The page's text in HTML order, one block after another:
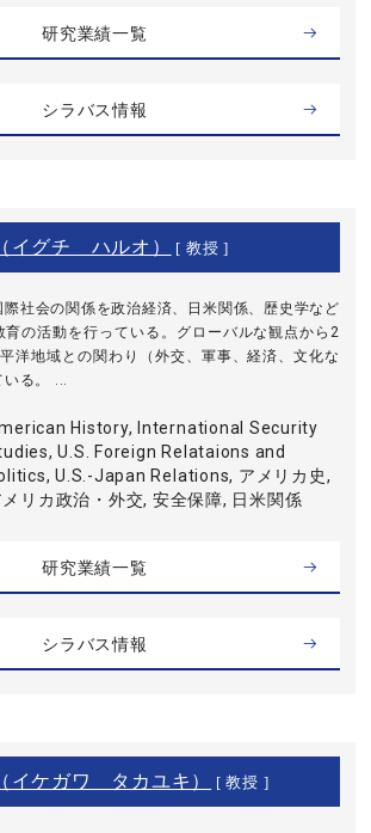
研究業績一覧
シラバス情報
グチ ハルオ） [ 教授 ]
社会の関係を政治経済、日米関係、歴史学など
育の活動を行っている。グローバルな観点から2
洋地域との関わり（外交、軍事、経済、文化な
いる。 ...
History, International Security
U.S. Foreign Relataions and
U.S.-Japan Relations, アメリカ史,
メリカ政治・外交, 安全保障, 日米関係
研究業績一覧
シラバス情報
ケガワ タカユキ） [ 教授 ]